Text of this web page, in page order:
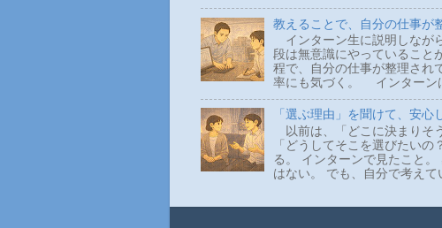
教えることで、自分の仕事が
インターン生に説明しなが
段は無意識にやっているこ
程で、自分の仕事が整理され
率にも気づく。 インターン
「選ぶ理由」を聞けて、安心
以前は、「どこに決まりそ
「どうしてそこを選びたい
る。 インターンで見たこと
はない。 でも、自分で考え